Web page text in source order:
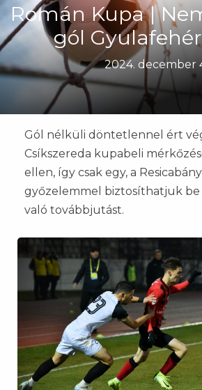
Román Kupa |
gól
2024. december
Gól nélküli döntetlennel ért
Csíkszereda kupabeli
ellen, így csak egy, a
győzelemmel biztosíthatjuk be
való továbbjutást.